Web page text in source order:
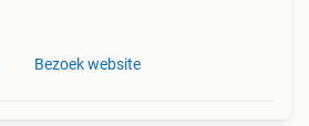
Bezoek website